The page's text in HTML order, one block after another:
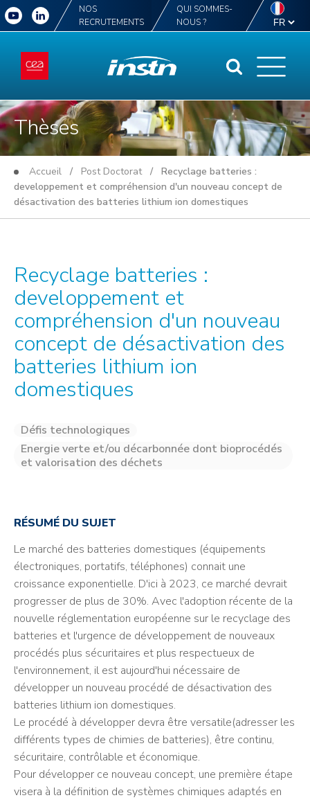
NOS
RECRUTEMENTS
QUI SOMMES-
NOUS ?
Thèses
Accueil / Post Doctorat/ Recyclage batteries :
developpement et compréhension d'un nouveau concept de
désactivation des batteries lithium ion domestiques
Recyclage batteries :
developpement et
compréhension d'un nouveau
concept de désactivation des
batteries lithium ion
domestiques
Défis technologiques
Energie verte et/ou décarbonnée dont bioprocédés
et valorisation des déchets
RÉSUMÉ DU SUJET
Le marché des batteries domestiques (équipements
électroniques, portatifs, téléphones) connait une
croissance exponentielle. D'ici à 2023, ce marché devrait
progresser de plus de 30%. Avec l'adoption récente de la
nouvelle réglementation européenne sur le recyclage des
batteries et l'urgence de développement de nouveaux
procédés plus sécuritaires et plus respectueux de
l'environnement, il est aujourd'hui nécessaire de
développer un nouveau procédé de désactivation des
batteries lithium ion domestiques.
Le procédé à développer devra être versatile(adresser les
différents types de chimies de batteries), être continu,
sécuritaire, contrôlable et économique.
Pour développer ce nouveau concept, une première étape
visera à la définition de systèmes chimiques adaptés en